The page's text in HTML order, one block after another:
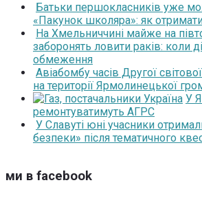
Батьки першокласників уже
«Пакунок школяра»: як
На Хмельниччині майже на
заборонять ловити раків: коли
обмеження
Авіабомбу часів Другої
на території Ярмолинецької
У
ремонтуватимуть АГРС
У Славуті юні учасники
безпеки» після тематичного
ми в facebook